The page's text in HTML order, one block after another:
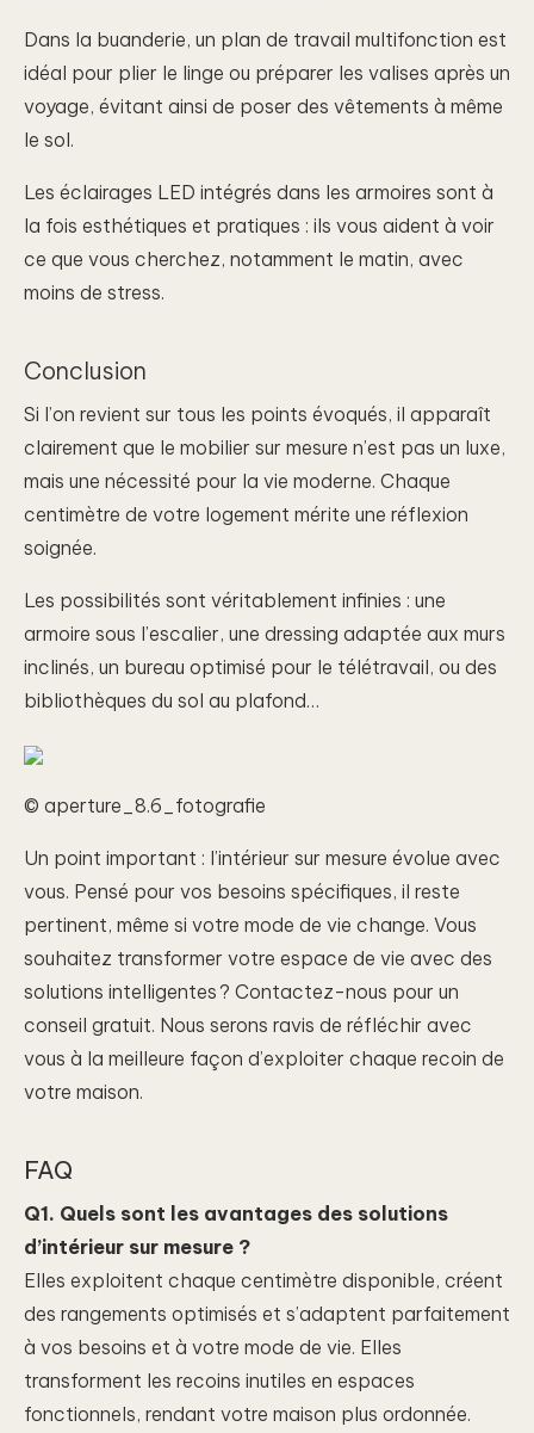
Dans la buanderie, un plan de travail multifonction est
idéal pour plier le linge ou préparer les valises après un
voyage, évitant ainsi de poser des vêtements à même
le sol.
Les éclairages LED intégrés dans les armoires sont à
la fois esthétiques et pratiques : ils vous aident à voir
ce que vous cherchez, notamment le matin, avec
moins de stress.
Conclusion
Si l’on revient sur tous les points évoqués, il apparaît
clairement que le mobilier sur mesure n’est pas un luxe,
mais une nécessité pour la vie moderne. Chaque
centimètre de votre logement mérite une réflexion
soignée.
Les possibilités sont véritablement infinies : une
armoire sous l’escalier, une dressing adaptée aux murs
inclinés, un bureau optimisé pour le télétravail, ou des
bibliothèques du sol au plafond…
© aperture_8.6_fotografie
Un point important : l’intérieur sur mesure évolue avec
vous. Pensé pour vos besoins spécifiques, il reste
pertinent, même si votre mode de vie change. Vous
souhaitez transformer votre espace de vie avec des
solutions intelligentes ? Contactez-nous pour un
conseil gratuit. Nous serons ravis de réfléchir avec
vous à la meilleure façon d’exploiter chaque recoin de
votre maison.
FAQ
Q1. Quels sont les avantages des solutions
d’intérieur sur mesure ?
Elles exploitent chaque centimètre disponible, créent
des rangements optimisés et s’adaptent parfaitement
à vos besoins et à votre mode de vie. Elles
transforment les recoins inutiles en espaces
fonctionnels, rendant votre maison plus ordonnée.